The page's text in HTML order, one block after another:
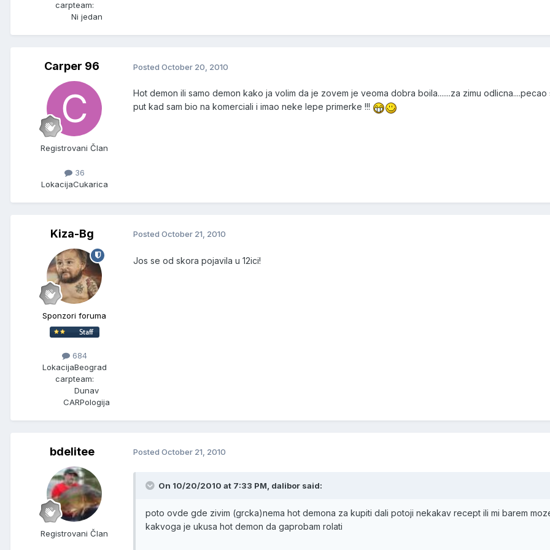
carpteam:
Ni jedan
Carper 96
Registrovani Član
36
LokacijaCukarica
Posted October 20, 2010
Hot demon ili samo demon kako ja volim da je zovem je veoma dobra boila.......za zimu odlicna....pecao
put kad sam bio na komerciali i imao neke lepe primerke !!!
Kiza-Bg
Sponzori foruma
684
LokacijaBeograd
carpteam:
Dunav
CARPologija
Posted October 21, 2010
Jos se od skora pojavila u 12ici!
bdelitee
Registrovani Član
Posted October 21, 2010
On 10/20/2010 at 7:33 PM, dalibor said:
poto ovde gde zivim (grcka)nema hot demona za kupiti dali potoji nekakav recept ili mi barem
kakvoga je ukusa hot demon da gaprobam rolati